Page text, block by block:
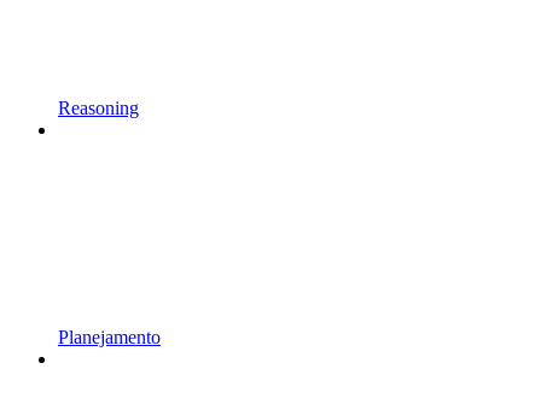
Reasoning
Planejamento